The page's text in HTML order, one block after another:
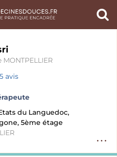
un
fiche
5 avis
du Languedoc,
5ème étage